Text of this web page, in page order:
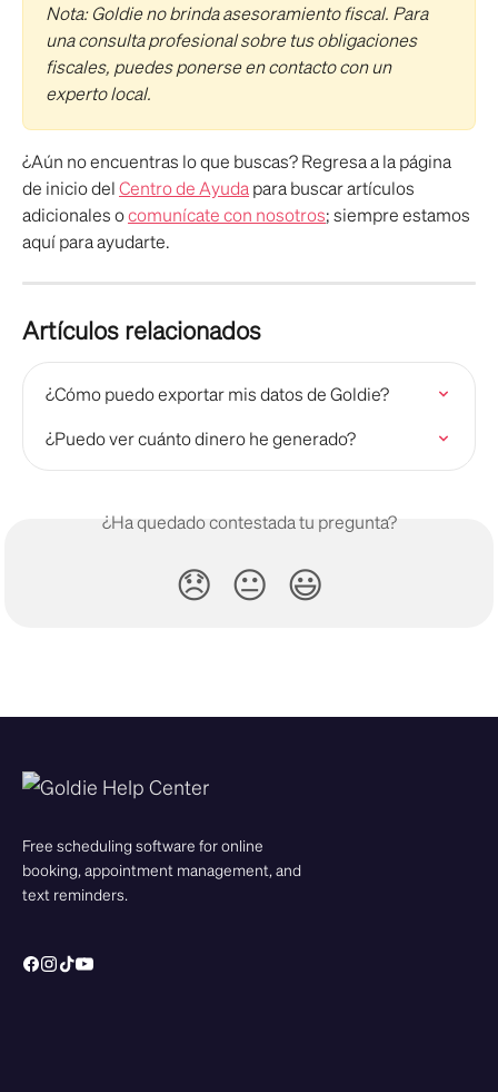
Nota: Goldie no brinda asesoramiento fiscal. Para
una consulta profesional sobre tus obligaciones
fiscales, puedes ponerse en contacto con un
experto local.
¿Aún no encuentras lo que buscas? Regresa a la página
de inicio del Centro de Ayuda para buscar artículos
adicionales o comunícate con nosotros; siempre estamos
aquí para ayudarte.
Artículos relacionados
¿Cómo puedo exportar mis datos de Goldie?
¿Puedo ver cuánto dinero he generado?
¿Ha quedado contestada tu pregunta?
😞 😐 😃
Free scheduling software for online
booking, appointment management, and
text reminders.